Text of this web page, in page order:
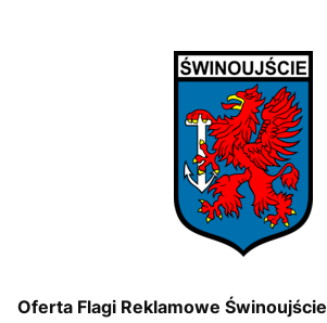
Oferta Flagi Reklamowe Świnoujście